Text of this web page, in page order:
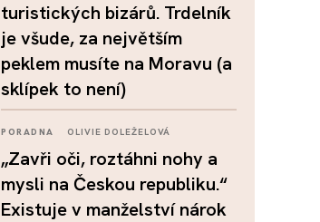
turistických bizárů. Trdelník
je všude, za největším
peklem musíte na Moravu (a
sklípek to není)
PORADNA OLIVIE DOLEŽELOVÁ
„Zavři oči, roztáhni nohy a
mysli na Českou republiku.“
Existuje v manželství nárok